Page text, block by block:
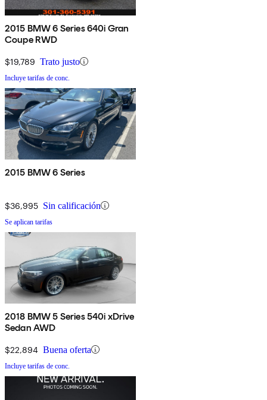
2015 BMW 6 Series 640i Gran
Coupe RWD
$19,789 Trato justo
Incluye tarifas de conc.
2015 BMW 6 Series
$36,995 Sin calificación
Se aplican tarifas
2018 BMW 5 Series 540i xDrive
Sedan AWD
$22,894 Buena oferta
Incluye tarifas de conc.